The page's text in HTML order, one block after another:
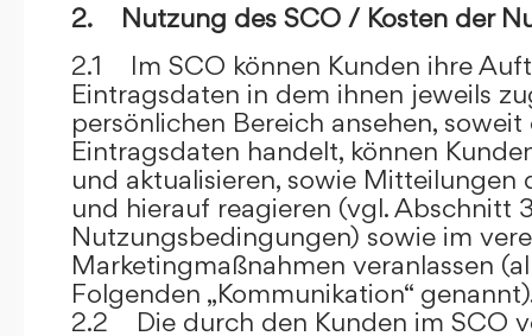
2. Nutzung des SCO / Kosten der
2.1 Im SCO können Kunden ihre
Eintragsdaten in dem ihnen jeweils
persönlichen Bereich ansehen,
Eintragsdaten handelt, können
und aktualisieren, sowie Mitteilungen
und hierauf reagieren (vgl. Abschnitt
Nutzungsbedingungen) sowie im
Marketingmaßnahmen veranlassen
Folgenden „Kommunikation“
2.2 Die durch den Kunden im SCO